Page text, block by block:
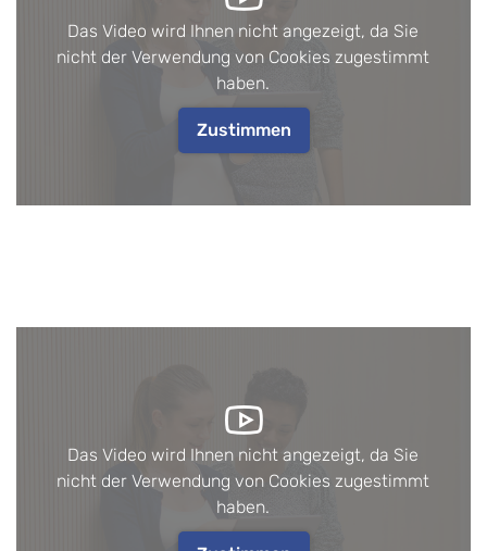
Das Video wird Ihnen nicht angezeigt, da Sie
nicht der Verwendung von Cookies zugestimmt
haben.
Zustimmen
Das Video wird Ihnen nicht angezeigt, da Sie
nicht der Verwendung von Cookies zugestimmt
haben.